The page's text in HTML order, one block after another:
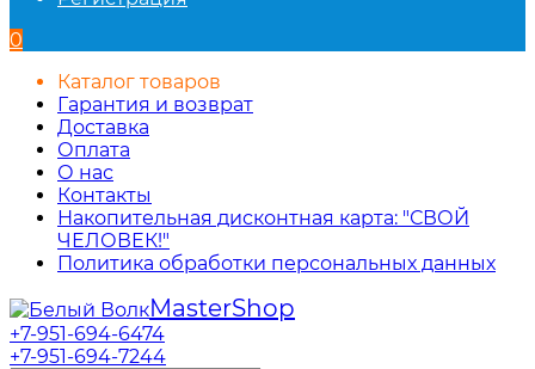
0
Каталог товаров
Гарантия и возврат
Доставка
Оплата
О нас
Контакты
Накопительная дисконтная карта: "СВОЙ
ЧЕЛОВЕК!"
Политика обработки персональных данных
MasterShop
+7-951-694-6474
+7-951-694-7244